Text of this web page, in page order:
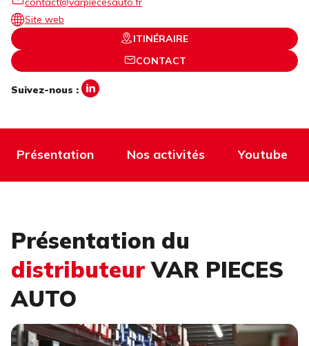
Site web
ITINÉRAIRE
CONTACT
Suivez-nous :
Présentation Nos activités Youtube
Présentation du
distributeur VAR PIECES
AUTO